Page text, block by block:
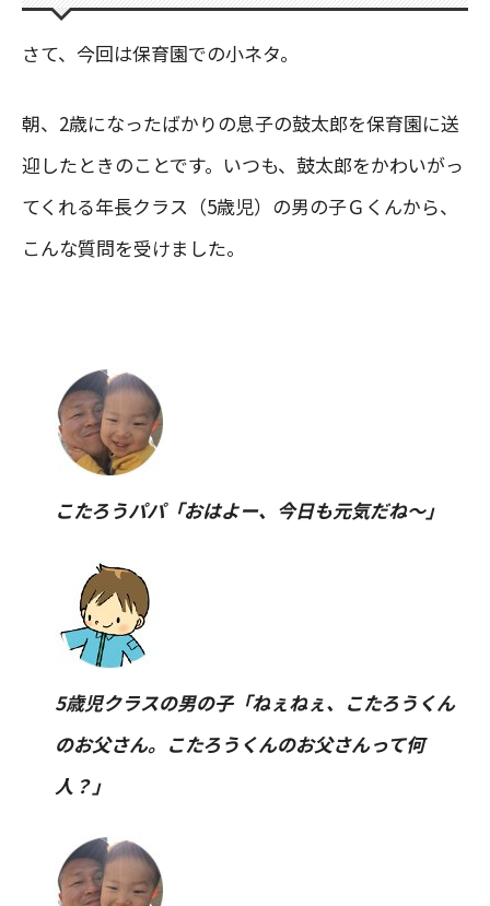
さて、今回は保育園での小ネタ。
朝、2歳になったばかりの息子の鼓太郎を保育園に送
迎したときのことです。いつも、鼓太郎をかわいがっ
てくれる年長クラス（5歳児）の男の子Ｇくんから、
こんな質問を受けました。
こたろうパパ「おはよー、今日も元気だね〜」
5歳児クラスの男の子「ねぇねぇ、こたろうくん
のお父さん。こたろうくんのお父さんって何
人？」